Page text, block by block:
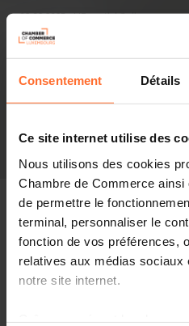
Consentement Détails
Ce site internet utilise des
Nous utilisons des cookies
Chambre de Commerce
de permettre le
terminal, personnaliser le
fonction de vos préférences,
relatives aux médias
notre site internet.
Revue de presse